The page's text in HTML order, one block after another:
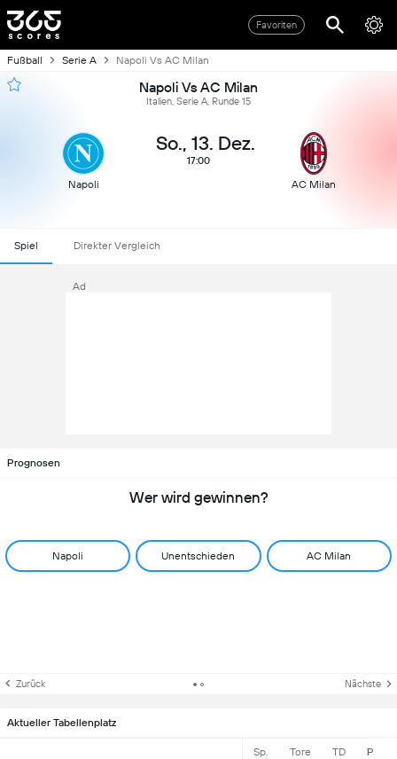
Favoriten
Fußball Serie A Napoli Vs AC Milan
Napoli Vs AC Milan
Italien, Serie A, Runde 15
Napoli
So., 13. Dez.
17:00
AC Milan
Spiel Direkter Vergleich
Ad
Prognosen
Wer wird gewinnen?
Napoli Unentschieden AC Milan
Zurück Nächste
Aktueller Tabellenplatz
Sp. Tore TD P